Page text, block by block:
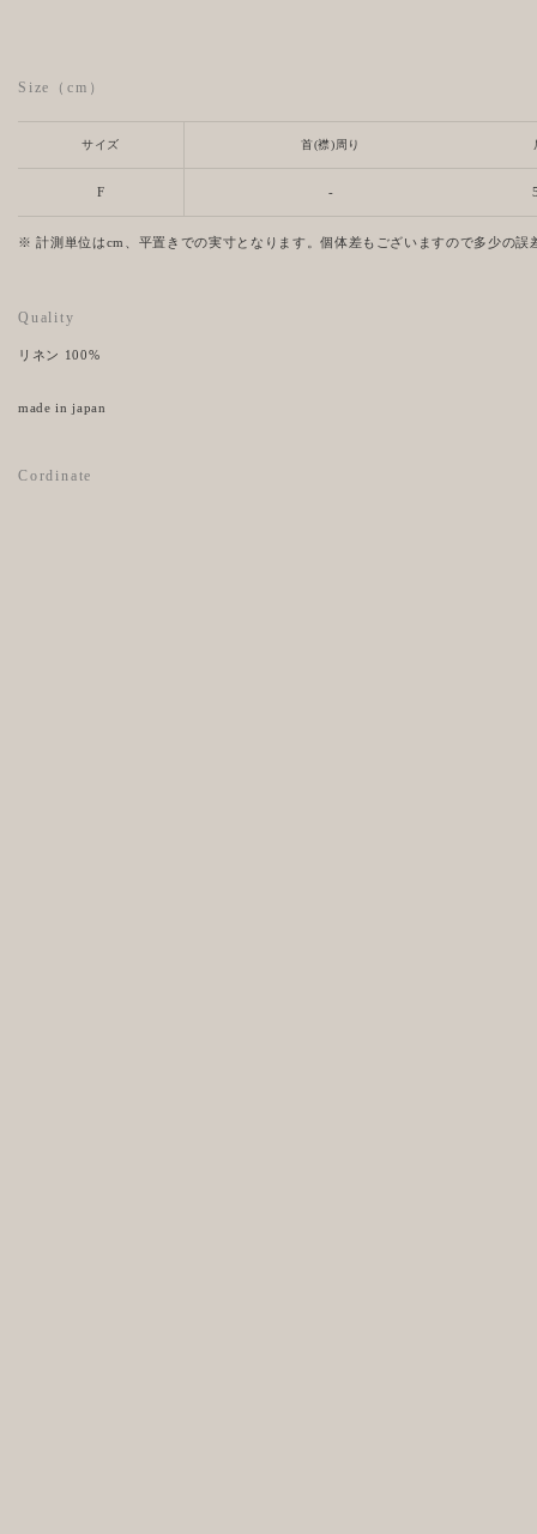
Size（cm）
サイズ 首(襟)周り
F -
※ 計測単位はcm、平置きでの実寸となります。個体差もございますので多少の誤
Quality
リネン 100%
made in japan
Cordinate